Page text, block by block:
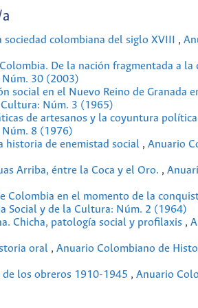
sociedad colombiana del siglo XVIII ,
De la nación fragmentada a
30 (2003)
social en el Nuevo Reino de Granada
Núm. 3 (1965)
de artesanos y la coyuntura
8 (1976)
historia de enemistad social , Anuario
Arriba, éntre la Coca y el Oro. ,
Colombia en el momento de la
Social y de la Cultura: Núm. 2 (1964)
Chicha, patología social y profilaxis ,
oral , Anuario Colombiano de
los obreros 1910-1945 , Anuario